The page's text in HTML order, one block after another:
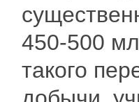
450-500
такого